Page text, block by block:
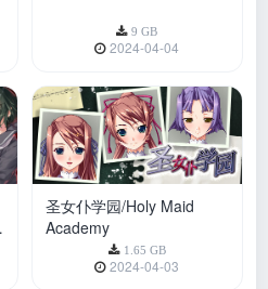
9 GB
2024-04-04
圣女仆学园/Holy Maid
Academy
1.65 GB
2024-04-03